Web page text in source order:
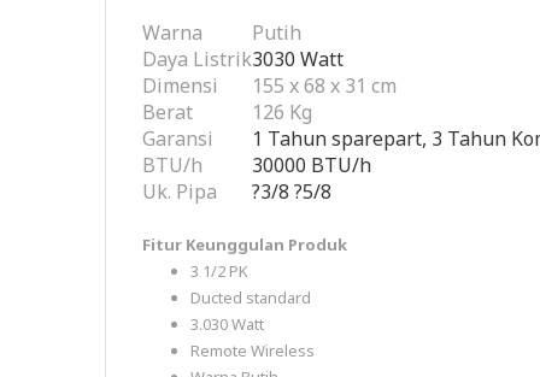
Warna
Putih
Daya Listrik3030 Watt
Dimensi
155 x 68 x 31 cm
Berat
126 Kg
Garansi
1 Tahun sparepart, 3 Tahun
BTU/h
30000 BTU/h
Uk. Pipa
?3/8 ?5/8
Fitur Keunggulan Produk
3 1/2 PK
Ducted standard
3.030 Watt
Remote Wireless